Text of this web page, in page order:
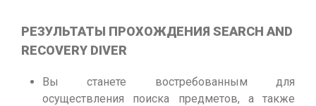
РЕЗУЛЬТАТЫ ПРОХОЖДЕНИЯ SEARCH AND
RECOVERY DIVER
Вы станете востребованным для
осуществления поиска предметов, а также